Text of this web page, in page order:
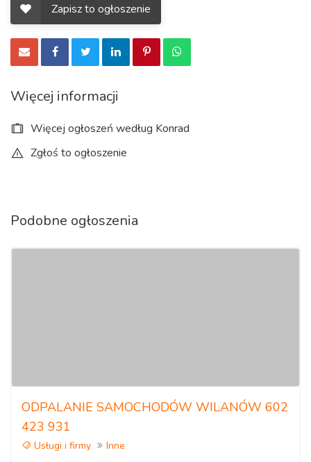
Zapisz to ogłoszenie
Więcej informacji
Więcej ogłoszeń według Konrad
Zgłoś to ogłoszenie
Podobne ogłoszenia
ODPALANIE SAMOCHODÓW WILANÓW 602
423 931
Usługi i firmy
Inne